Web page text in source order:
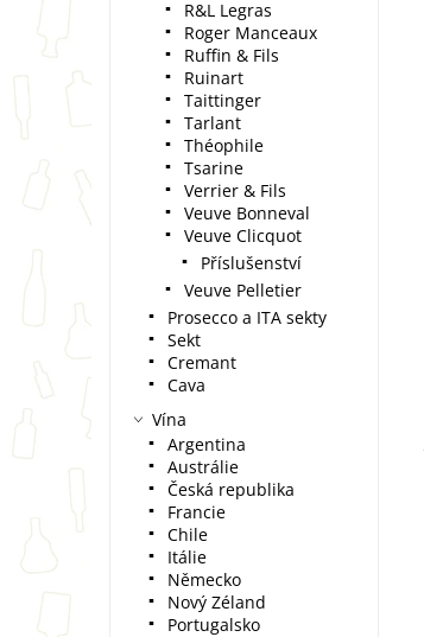
R&L Legras
Roger Manceaux
Ruffin & Fils
Ruinart
Taittinger
Tarlant
Théophile
Tsarine
Verrier & Fils
Veuve Bonneval
Veuve Clicquot
Příslušenství
Veuve Pelletier
Prosecco a ITA sekty
Sekt
Cremant
Cava
Vína
Argentina
Austrálie
Česká republika
Francie
Chile
Itálie
Německo
Nový Zéland
Portugalsko